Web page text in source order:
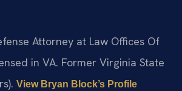
Attorney at Law Offices Of
in VA. Former Virginia State
View Bryan Block’s Profile